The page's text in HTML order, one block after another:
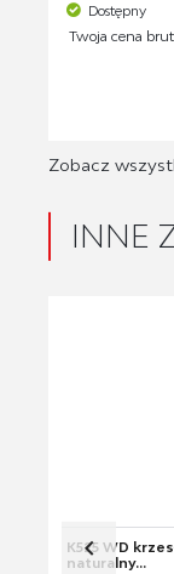
Dostępny
Twoja cena
Zobacz
INNE
K525 WD
naturalny...